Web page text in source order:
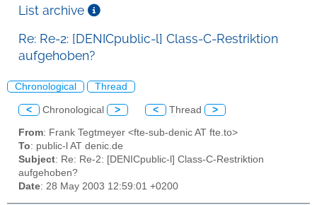
List archive
Re: Re-2: [DENICpublic-l] Class-C-Restriktion
aufgehoben?
Chronological Thread
< Chronological > < Thread >
From: Frank Tegtmeyer <fte-sub-denic AT fte.to>
To: public-l AT denic.de
Subject: Re: Re-2: [DENICpublic-l] Class-C-Restriktion
aufgehoben?
Date: 28 May 2003 12:59:01 +0200